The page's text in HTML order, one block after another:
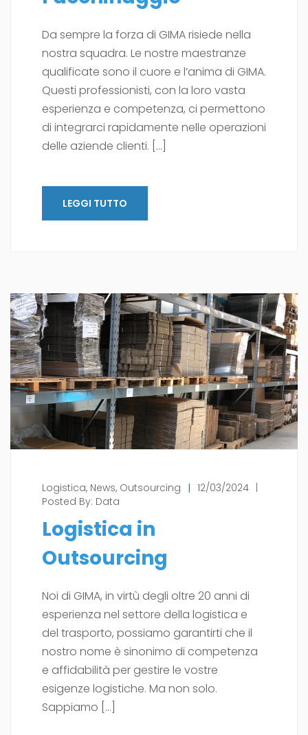
Da sempre la forza di GIMA risiede nella
nostra squadra. Le nostre maestranze
qualificate sono il cuore e l’anima di GIMA.
Questi professionisti, con la loro vasta
esperienza e competenza, ci permettono
di integrarci rapidamente nelle operazioni
delle aziende clienti. […]
LEGGI TUTTO
Logistica, News, Outsourcing | 12/03/2024 |
Posted By: Data
Logistica in
Outsourcing
Noi di GIMA, in virtù degli oltre 20 anni di
esperienza nel settore della logistica e
del trasporto, possiamo garantirti che il
nostro nome è sinonimo di competenza
e affidabilità per gestire le vostre
esigenze logistiche. Ma non solo.
Sappiamo […]